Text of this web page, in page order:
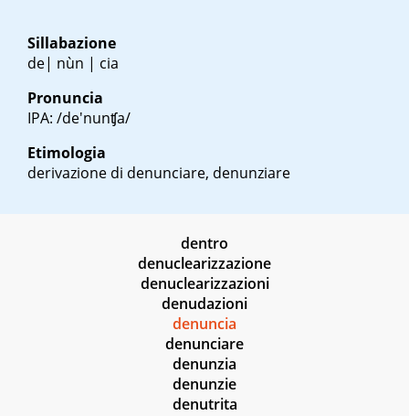
Sillabazione
de| nùn | cia
Pronuncia
IPA: /de'nunʧa/
Etimologia
derivazione di denunciare, denunziare
dentro
denuclearizzazione
denuclearizzazioni
denudazioni
denuncia
denunciare
denunzia
denunzie
denutrita